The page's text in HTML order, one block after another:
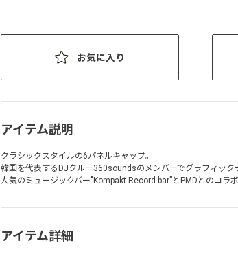
お気に入り
アイテム説明
クラシックスタイルの6パネルキャップ。
韓国を代表するDJクルー360soundsのメンバーでグラフィッ
人気のミュージックバー"Kompakt Record bar”とPMDとのコラボ
アイテム詳細